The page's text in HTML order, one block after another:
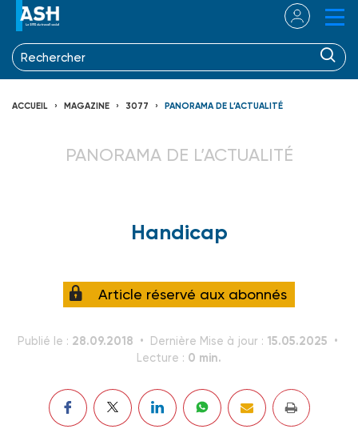
ACCUEIL MAGAZINE 3077 PANORAMA DE L’ACTUALITÉ
PANORAMA DE L’ACTUALITÉ
Handicap
Article réservé aux abonnés
Publié le : 28.09.2018 Dernière Mise à jour : 15.05.2025
Lecture : 0 min.